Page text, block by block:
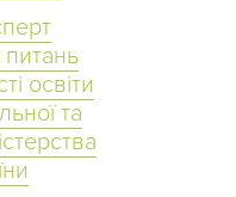
питань
освіти
та